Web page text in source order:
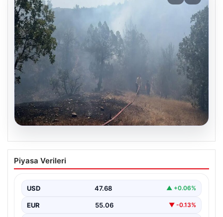
Bursa’daki orman yangını kontrol altında
Piyasa Verileri
USD 47.68 ▲ +0.06%
EUR 55.06 ▼ -0.13%